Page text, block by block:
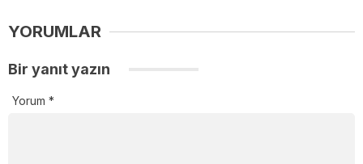
YORUMLAR
Bir yanıt yazın
Yorum *